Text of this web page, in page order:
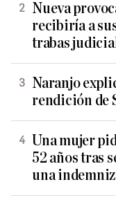
Nueva
recibiría a
trabas
Naranjo
rendición de
Una mujer
52 años tras
una